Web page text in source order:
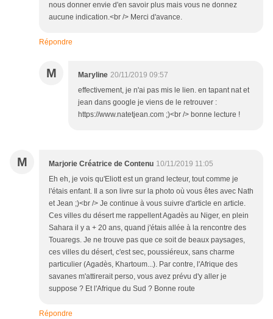
nous donner envie d'en savoir plus mais vous ne donnez
aucune indication.<br /> Merci d'avance.
Répondre
M Maryline 20/11/2019 09:57
effectivement, je n'ai pas mis le lien. en tapant nat et
jean dans google je viens de le retrouver :
https://www.natetjean.com ;)<br /> bonne lecture !
M Marjorie Créatrice de Contenu 10/11/2019 11:05
Eh eh, je vois qu'Eliott est un grand lecteur, tout comme je
l'étais enfant. Il a son livre sur la photo où vous êtes avec Nath
et Jean ;)<br /> Je continue à vous suivre d'article en article.
Ces villes du désert me rappellent Agadès au Niger, en plein
Sahara il y a + 20 ans, quand j'étais allée à la rencontre des
Touaregs. Je ne trouve pas que ce soit de beaux paysages,
ces villes du désert, c'est sec, poussiéreux, sans charme
particulier (Agadès, Khartoum...). Par contre, l'Afrique des
savanes m'attirerait perso, vous avez prévu d'y aller je
suppose ? Et l'Afrique du Sud ? Bonne route
Répondre